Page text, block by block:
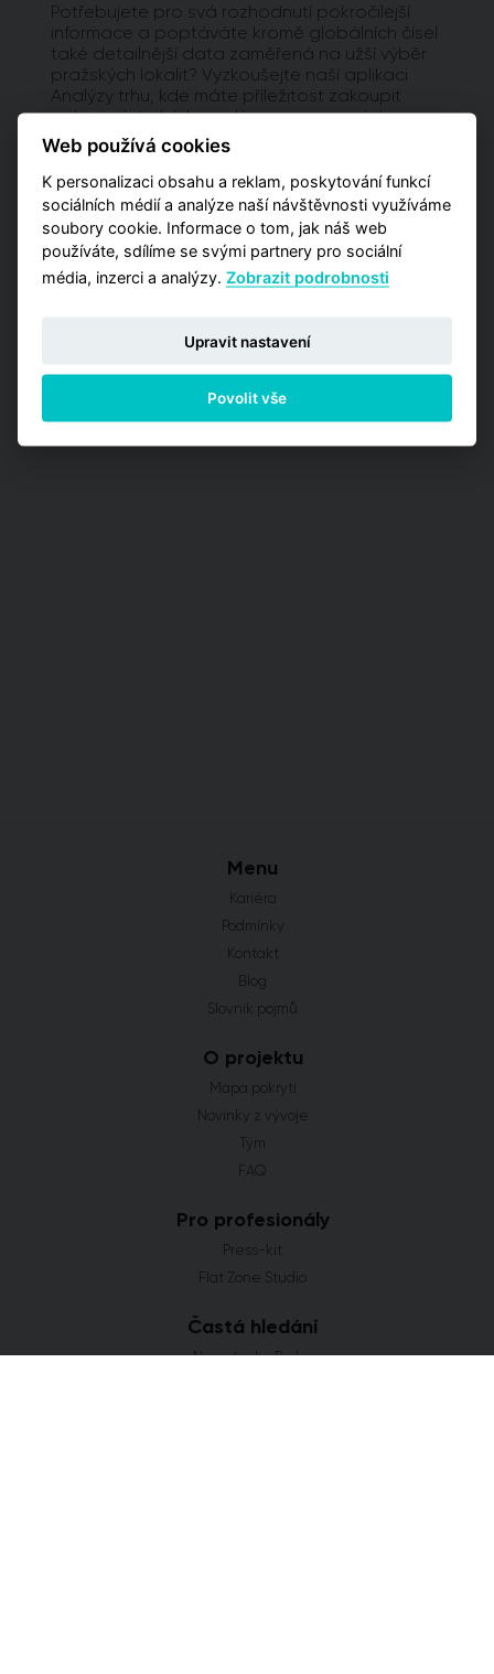
Potřebujete pro svá rozhodnutí pokročilejší
informace a poptáváte kromě globálních čísel
také detailnější data zaměřená na užší výběr
pražských lokalit? Vyzkoušejte naší aplikaci
Analýzy trhu, kde máte příležitost zakoupit
jednu z detailních analýz vypracovaných pro
jednotlivé městské obvody.
PŘEJÍT NA ANALÝZY
Menu
Kariéra
Podmínky
Kontakt
Blog
Slovník pojmů
O projektu
Mapa pokrytí
Novinky z vývoje
Tým
FAQ
Pro profesionály
Press-kit
Flat Zone Studio
Častá hledání
Novostavby Praha
Web používá cookies
K personalizaci obsahu a reklam, poskytování funkcí
sociálních médií a analýze naší návštěvnosti využíváme
soubory cookie. Informace o tom, jak náš web
používáte, sdílíme se svými partnery pro sociální
média, inzerci a analýzy.Zobrazit podrobnosti
Upravit nastavení
Povolit vše